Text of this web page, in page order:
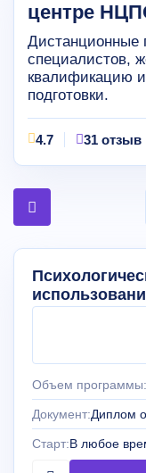
центре
Дистанционные
специалистов,
квалификацию
подготовки.
4.7 31 отзыв
Объем программы:
Документ:Диплом
Старт:В любое